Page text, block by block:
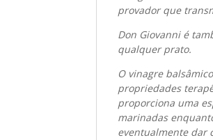
provador que
Don Giovanni é
qualquer prato.
O vinagre
propriedades
proporciona uma
marinadas
eventualmente dar